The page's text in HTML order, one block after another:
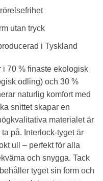
utan tryck
i Tyskland
70 % finaste ekologisk
odling) och 30 %
naturlig komfort med
snittet skapar en
materialet är
på. Interlock-tyget är
ull – perfekt för alla
och snygga. Tack
tyget sin form och